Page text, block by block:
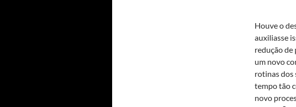
Houve o
auxiliasse
redução de
um novo
rotinas dos
tempo tão
novo